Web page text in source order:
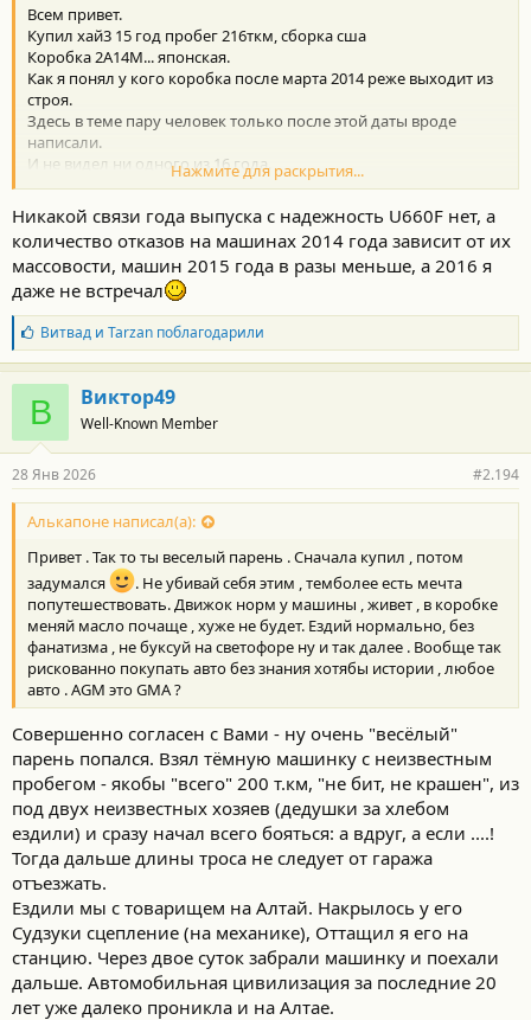
Всем привет.
Купил хай3 15 год пробег 216ткм, сборка сша
Коробка 2А14М... японская.
Как я понял у кого коробка после марта 2014 реже выходит из
строя.
Здесь в теме пару человек только после этой даты вроде
написали.
И не видел ни одного из 16 года.
Купил авто чтобы ездить на дальняк в путешествия и честно
говоря в ахере от рисков теперь.
Движок видите ли какой-то капризный топать нельзя, коробка
вообще отрыгнуть при пробеге около 150+ должна.
Получается ель и дрожи вдруг чего будет отпуск накрывается
тазом.
Планировал поездить на нем до 250-300 лет 5-7 и продать.
А сейчас сижу и думаю ну на какой нахер Алтай я на нем теперь
поеду если такой пробег для АКПП пограничный чтобы что, в
горах без связи в 100км от связи встать без коробки((( да ещё в
3тыскм от дома с детьми.
Ещё и мот на прицепе хотел возить.
В коробке масло было светлое не чёрное.
Понял что надо часто менять его.
Брал в салоне и историю не знаю, но по автотеке и состоянию
пробег на реальный по ряду фактов намекается.
Судя по цвету масла в АКПП за авто следили хоть как-то.
Только не понятно была она в ремонте и масло после него
залито светлое по виду или это ТО делали.
По поведению АКПП в идеале.
Как вариант только если отдавать сейчас пока все ок на
переборку и усиление посадочного места этого подшипника и
При такой фигне вообще надо было на коллективный иск
скидываться и всем по новой коробке требовать.
Сижу теперь на нервах 2 недели и не знаю что делать.
Проще поменять на вечный Паджеро 4 с смешными
проблемами в виде ржавого бака
Нажмите для раскрытия...
Никакой связи года выпуска с надежность U660F нет, а
количество отказов на машинах 2014 года зависит от их
массовости, машин 2015 года в разы меньше, а 2016 я
даже не встречал
Б
л
а
г
о
д
а
н
о
с
и
:
Витвади Tarzanпоблагодарили
В Виктор49
Well-Known Member
28 Янв 2026 #2.194
Алькапоне написал(а):
Привет . Так то ты веселый парень . Сначала купил , потом
задумался
. Не убивай себя этим , темболее есть мечта
попутешествовать. Движок норм у машины , живет , в коробке
меняй масло почаще , хуже не будет. Ездий нормально, без
фанатизма , не буксуй на светофоре ну и так далее . Вообще так
рискованно покупать авто без знания хотябы истории , любое
авто . АGМ это GМА ?
Совершенно согласен с Вами - ну очень "весёлый"
парень попался. Взял тёмную машинку с неизвестным
пробегом - якобы "всего" 200 т.км, "не бит, не крашен", из
под двух неизвестных хозяев (дедушки за хлебом
ездили) и сразу начал всего бояться: а вдруг, а если ....!
Тогда дальше длины троса не следует от гаража
отъезжать.
Ездили мы с товарищем на Алтай. Накрылось у его
Судзуки сцепление (на механике), Оттащил я его на
станцию. Через двое суток забрали машинку и поехали
дальше. Автомобильная цивилизация за последние 20
лет уже далеко проникла и на Алтае.